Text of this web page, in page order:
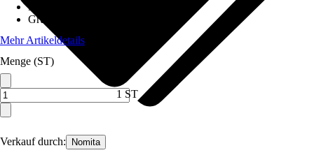
Verkauf durch: Nomita
Material
Grundfarbe
Mehr Artikeldetails
Menge (ST)
1 ST